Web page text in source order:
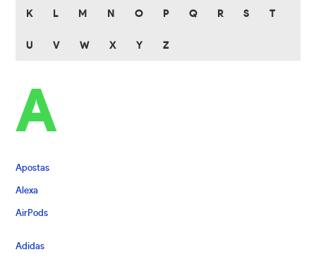
K L M N O P Q R S T
U V W X Y Z
A
Apostas
Alexa
AirPods
Adidas